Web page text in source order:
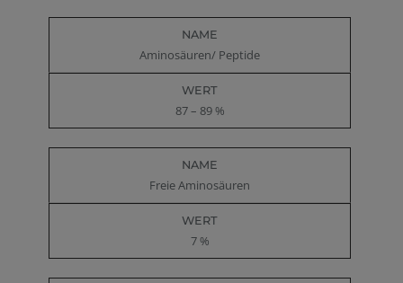
Aminosäuren/ Peptide
87 – 89 %
Freie Aminosäuren
7 %